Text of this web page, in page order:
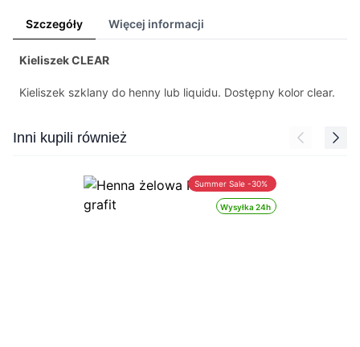
Szczegóły Więcej informacji
Kieliszek CLEAR
Kieliszek szklany do henny lub liquidu. Dostępny kolor clear.
Press to skip carousel
Inni kupili również
Wysyłka 24h
Summer Sale -30%